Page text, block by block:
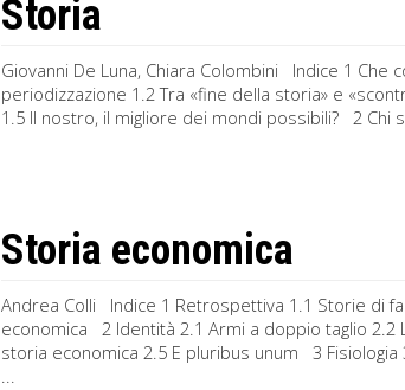
Storia
Giovanni De Luna, Chiara Colombini Indice 1
periodizzazione 1.2 Tra «fine della storia» e
1.5 Il nostro, il migliore dei mondi possibili? 2 Chi
Storia economica
Andrea Colli Indice 1 Retrospettiva 1.1 Storie di
economica 2 Identità 2.1 Armi a doppio taglio
storia economica 2.5 E pluribus unum 3 Fisiologia
...